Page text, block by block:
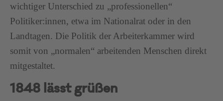
wichtiger Unterschied zu „professionellen“
Politiker:innen, etwa im Nationalrat oder in den
Landtagen. Die Politik der Arbeiterkammer wird
somit von „normalen“ arbeitenden Menschen direkt
mitgestaltet.
1848 lässt grüßen